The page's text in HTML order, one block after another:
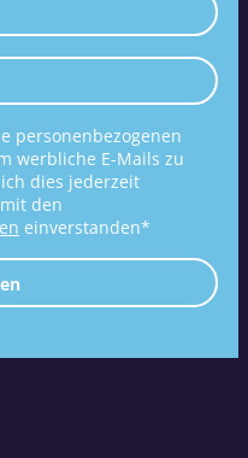
personenbezogenen
werbliche E-Mails zu
dies jederzeit
den
einverstanden*